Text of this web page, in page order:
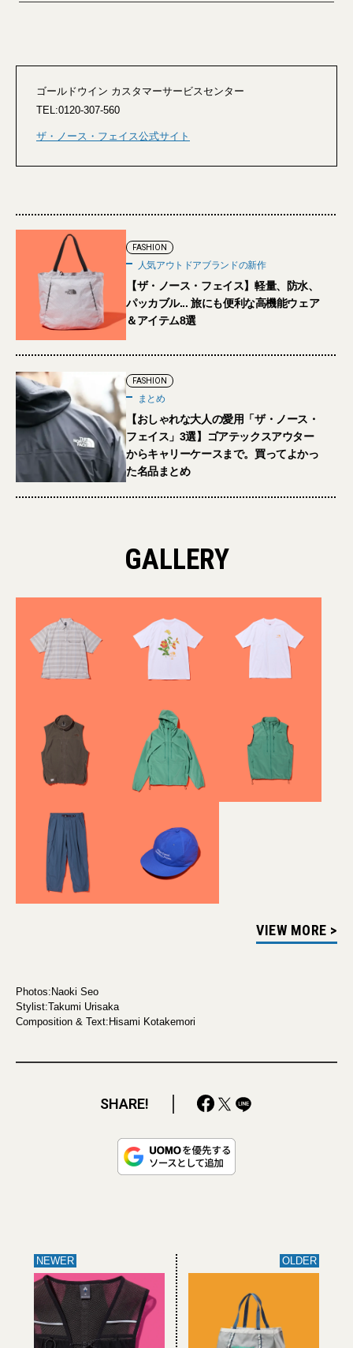
ゴールドウイン カスタマーサービスセンター
TEL:0120-307-560
ザ・ノース・フェイス公式サイト
FASHION
人気アウトドアブランドの新作
【ザ・ノース・フェイス】軽量、防水、
パッカブル... 旅にも便利な高機能ウェア
＆アイテム8選
FASHION
まとめ
【おしゃれな大人の愛用「ザ・ノース・
フェイス」3選】ゴアテックスアウター
からキャリーケースまで。買ってよかっ
た名品まとめ
GALLERY
VIEW MORE >
Photos:Naoki Seo
Stylist:Takumi Urisaka
Composition & Text:Hisami Kotakemori
SHARE!
NEWER OLDER